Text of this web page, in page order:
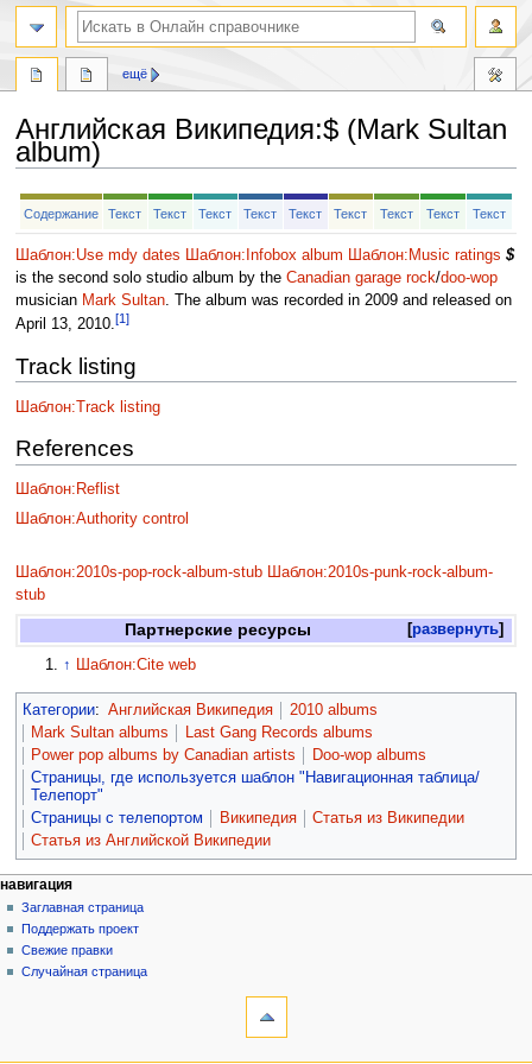
Английская Википедия:$ (Mark Sultan
album)
Перейти
Перейти
Содержание Текст Текст Текст Текст Текст Текст Текст Текст Текст
Шаблон:Use mdy dates Шаблон:Infobox album Шаблон:Music ratings $
is the second solo studio album by the Canadian garage rock/doo-wop
musician Mark Sultan. The album was recorded in 2009 and released on
April 13, 2010.[1]
Track listing
Шаблон:Track listing
References
Шаблон:Reflist
Шаблон:Authority control
Шаблон:2010s-pop-rock-album-stub
Шаблон:2010s-punk-rock-album-
stub
развернуть
Партнерские ресурсы
↑ Шаблон:Cite web
Категории: Английская Википедия
2010 albums
Mark Sultan albums
Last Gang Records albums
Power pop albums by Canadian artists
Doo-wop albums
Страницы, где используется шаблон "Навигационная таблица/
Телепорт"
Страницы с телепортом
Википедия
Статья из Википедии
Статья из Английской Википедии
ещё
навигация
Заглавная страница
Поддержать проект
Свежие правки
Случайная страница